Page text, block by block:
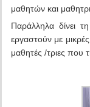
μαθητών και
Παράλληλα δίνει
εργαστούν με
μαθητές /τριες που